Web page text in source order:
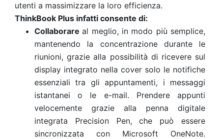
utenti a massimizzare la loro efficienza.
ThinkBook Plus infatti consente di:
Collaborareal meglio, in modo più semplice,
mantenendo la concentrazione durante le
riunioni, grazie alla possibilità di ricevere sul
display integrato nella cover solo le notifiche
essenziali tra gli appuntamenti, i messaggi
istantanei o le e-mail. Prendere appunti
velocemente grazie alla penna digitale
integrata Precision Pen, che può essere
sincronizzata con Microsoft OneNote.